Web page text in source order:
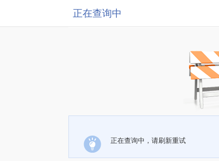
正在查询中
正在查询中，请刷新重试